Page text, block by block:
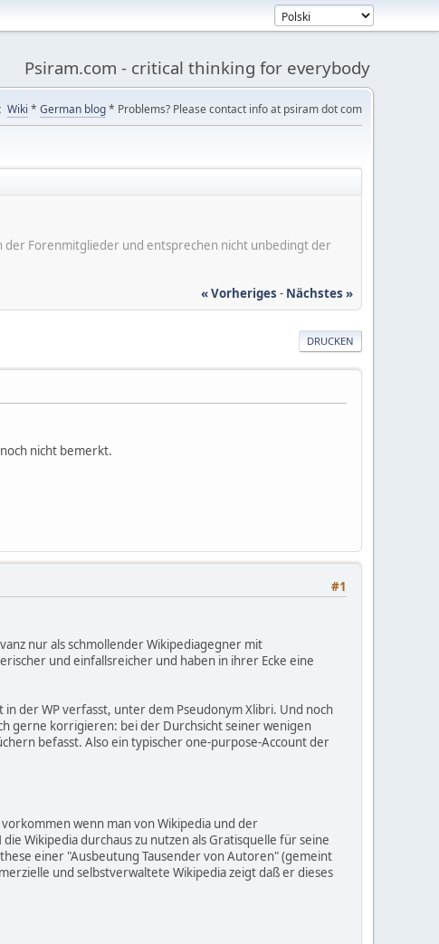
Psiram.com - critical thinking for everybody
Wiki * German blog* Problems? Please contact info at psiram dot com
Forenmitglieder und entsprechen nicht unbedingt der
« Vorheriges - Nächstes »
DRUCKEN
nicht bemerkt.
#1
nur als schmollender Wikipediagegner mit
und einfallsreicher und haben in ihrer Ecke eine
der WP verfasst, unter dem Pseudonym Xlibri. Und noch
gerne korrigieren: bei der Durchsicht seiner wenigen
befasst. Also ein typischer one-purpose-Account der
wenn man von Wikipedia und der
Wikipedia durchaus zu nutzen als Gratisquelle für seine
einer "Ausbeutung Tausender von Autoren" (gemeint
und selbstverwaltete Wikipedia zeigt daß er dieses